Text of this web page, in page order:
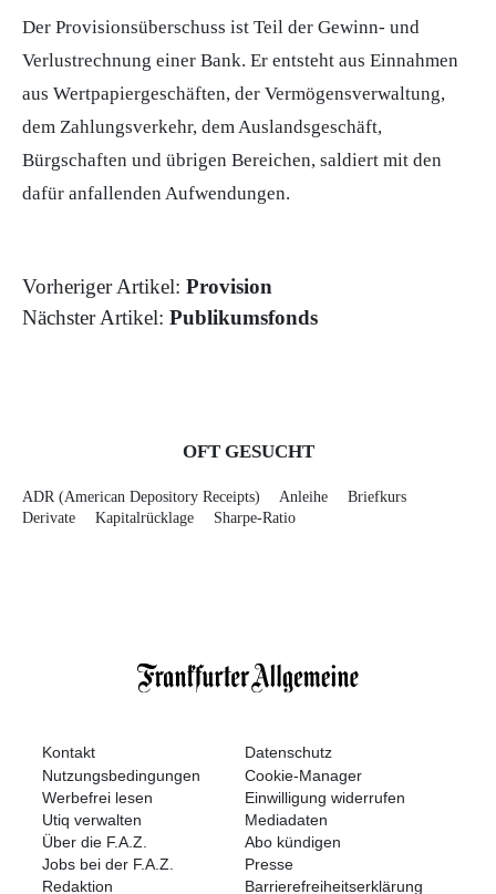
Der Provisionsüberschuss ist Teil der Gewinn- und
Verlustrechnung einer Bank. Er entsteht aus Einnahmen
aus Wertpapiergeschäften, der Vermögensverwaltung,
dem Zahlungsverkehr, dem Auslandsgeschäft,
Bürgschaften und übrigen Bereichen, saldiert mit den
dafür anfallenden Aufwendungen.
Vorheriger Artikel: Provision
Nächster Artikel: Publikumsfonds
OFT GESUCHT
ADR (American Depository Receipts) Anleihe
Briefkurs
Derivate
Kapitalrücklage Sharpe-Ratio
Kontakt
Datenschutz
Nutzungsbedingungen
Cookie-Manager
Werbefrei lesen
Einwilligung widerrufen
Utiq verwalten
Mediadaten
Über die F.A.Z.
Abo kündigen
Jobs bei der F.A.Z.
Presse
Redaktion
Barrierefreiheitserklärung